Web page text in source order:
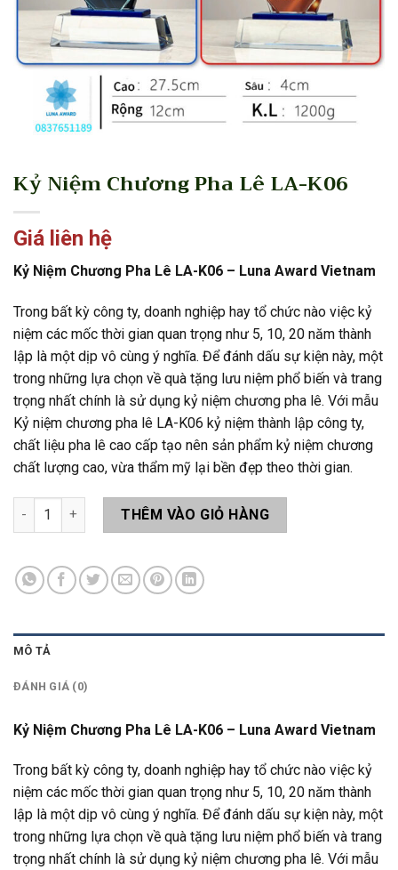
Kỷ Niệm Chương Pha Lê LA-K06
Giá liên hệ
Kỷ Niệm Chương Pha Lê LA-K06 – Luna Award Vietnam
Trong bất kỳ công ty, doanh nghiệp hay tổ chức nào việc kỷ
niệm các mốc thời gian quan trọng như 5, 10, 20 năm thành
lập là một dịp vô cùng ý nghĩa. Để đánh dấu sự kiện này, một
trong những lựa chọn về quà tặng lưu niệm phổ biến và trang
trọng nhất chính là sử dụng kỷ niệm chương pha lê. Với mẫu
Kỷ niệm chương pha lê LA-K06 kỷ niệm thành lập công ty,
chất liệu pha lê cao cấp tạo nên sản phẩm kỷ niệm chương
chất lượng cao, vừa thẩm mỹ lại bền đẹp theo thời gian.
Kỷ Niệm Chương Pha Lê LA-K06 số lượng
THÊM VÀO GIỎ HÀNG
MÔ TẢ
ĐÁNH GIÁ (0)
Kỷ Niệm Chương Pha Lê LA-K06 – Luna Award Vietnam
Trong bất kỳ công ty, doanh nghiệp hay tổ chức nào việc kỷ
niệm các mốc thời gian quan trọng như 5, 10, 20 năm thành
lập là một dịp vô cùng ý nghĩa. Để đánh dấu sự kiện này, một
trong những lựa chọn về quà tặng lưu niệm phổ biến và trang
trọng nhất chính là sử dụng kỷ niệm chương pha lê. Với mẫu